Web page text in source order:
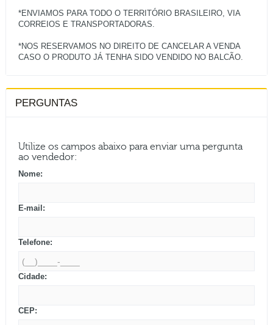
*ENVIAMOS PARA TODO O TERRITÓRIO BRASILEIRO, VIA
CORREIOS E TRANSPORTADORAS.
*NOS RESERVAMOS NO DIREITO DE CANCELAR A VENDA
PERGUNTAS
Utilize os campos abaixo para enviar uma pergunta
ao vendedor:
Nome:
E-mail:
Telefone:
Cidade:
CEP: